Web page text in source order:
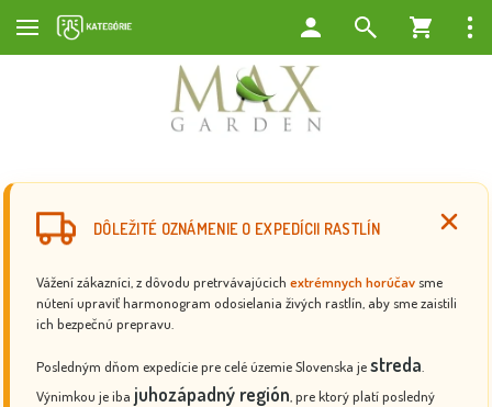
DÔLEŽITÉ OZNÁMENIE O EXPEDÍCII RASTLÍN
Vážení zákazníci, z dôvodu pretrvávajúcich extrémnych horúčav sme
nútení upraviť harmonogram odosielania živých rastlín, aby sme zaistili
ich bezpečnú prepravu.
Posledným dňom expedície pre celé územie Slovenska jestreda
Výnimkou je iba juhozápadný región , pre ktorý platí posledný